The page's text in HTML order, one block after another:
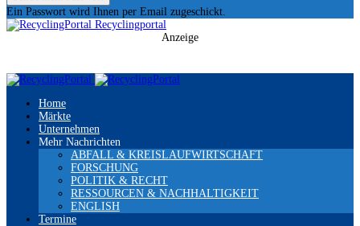
Ein Passwort wird Ihnen per Email zugeschickt.
Recyclingportal
Anzeige
Home
Märkte
Unternehmen
Mehr Nachrichten
ABFALL & KREISLAUFWIRTSCHAFT
FORSCHUNG
POLITIK & RECHT
RESSOURCEN & NACHHALTIGKEIT
ENGLISH
Termine